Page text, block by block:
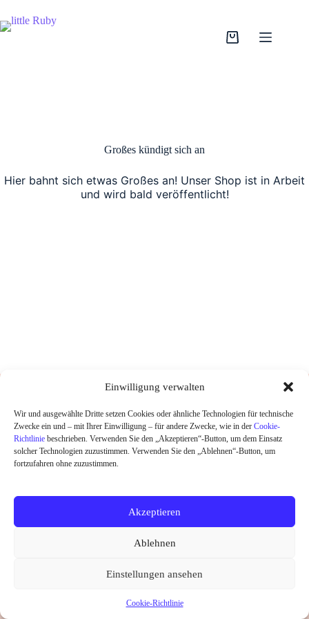
Einwilligung verwalten
Wir und ausgewählte Dritte setzen Cookies oder ähnliche Technologien für technische
Zwecke ein und – mit Ihrer Einwilligung – für andere Zwecke, wie in der Cookie-
Richtlinie beschrieben. Verwenden Sie den „Akzeptieren“-Button, um dem Einsatz
solcher Technologien zuzustimmen. Verwenden Sie den „Ablehnen“-Button, um
fortzufahren ohne zuzustimmen.
Akzeptieren
Ablehnen
Einstellungen ansehen
Cookie-Richtlinie
Inhalt
springen
Warenkorb
Großes kündigt sich an
Hier bahnt sich etwas Großes an! Unser Shop ist in Arbeit
und wird bald veröffentlicht!
DESIGNED UND HANDGEDRUCKT IN
HOME
SHOP
ABOUT
Widerrufsrecht Datenschutz AGB
Kontakt
Cookie-Richtlinie (EU)